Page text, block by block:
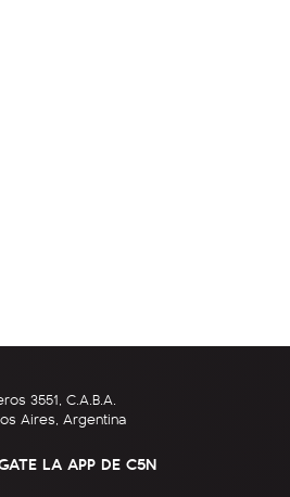
3551, C.A.B.A.
Aires, Argentina
LA APP DE C5N